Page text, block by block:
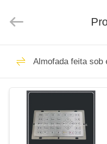
CASA
PRODUTOS
SOBRE
Teclado
metal
Almofada feita sob